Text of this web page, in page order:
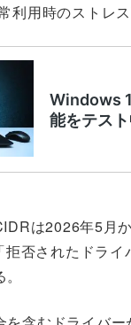
利用時のストレ
は2026年5月
否されたドラ